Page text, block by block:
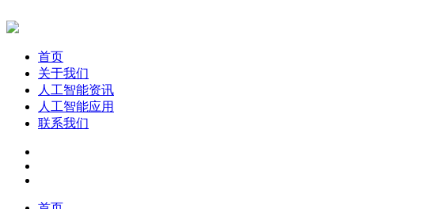
首页
关于我们
人工智能资讯
人工智能应用
联系我们